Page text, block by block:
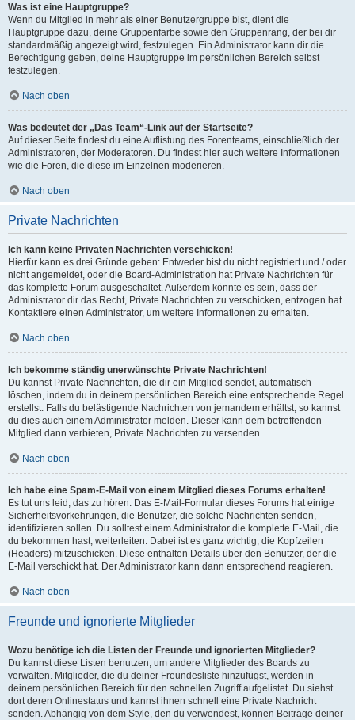
Was ist eine Hauptgruppe?
Wenn du Mitglied in mehr als einer Benutzergruppe bist, dient die
Hauptgruppe dazu, deine Gruppenfarbe sowie den Gruppenrang, der bei dir
standardmäßig angezeigt wird, festzulegen. Ein Administrator kann dir die
Berechtigung geben, deine Hauptgruppe im persönlichen Bereich selbst
festzulegen.
Nach oben
Was bedeutet der „Das Team“-Link auf der Startseite?
Auf dieser Seite findest du eine Auflistung des Forenteams, einschließlich der
Administratoren, der Moderatoren. Du findest hier auch weitere Informationen
wie die Foren, die diese im Einzelnen moderieren.
Nach oben
Private Nachrichten
Ich kann keine Privaten Nachrichten verschicken!
Hierfür kann es drei Gründe geben: Entweder bist du nicht registriert und / oder
nicht angemeldet, oder die Board-Administration hat Private Nachrichten für
das komplette Forum ausgeschaltet. Außerdem könnte es sein, dass der
Administrator dir das Recht, Private Nachrichten zu verschicken, entzogen hat.
Kontaktiere einen Administrator, um weitere Informationen zu erhalten.
Nach oben
Ich bekomme ständig unerwünschte Private Nachrichten!
Du kannst Private Nachrichten, die dir ein Mitglied sendet, automatisch
löschen, indem du in deinem persönlichen Bereich eine entsprechende Regel
erstellst. Falls du belästigende Nachrichten von jemandem erhältst, so kannst
du dies auch einem Administrator melden. Dieser kann dem betreffenden
Mitglied dann verbieten, Private Nachrichten zu versenden.
Nach oben
Ich habe eine Spam-E-Mail von einem Mitglied dieses Forums erhalten!
Es tut uns leid, das zu hören. Das E-Mail-Formular dieses Forums hat einige
Sicherheitsvorkehrungen, die Benutzer, die solche Nachrichten senden,
identifizieren sollen. Du solltest einem Administrator die komplette E-Mail, die
du bekommen hast, weiterleiten. Dabei ist es ganz wichtig, die Kopfzeilen
(Headers) mitzuschicken. Diese enthalten Details über den Benutzer, der die
E-Mail verschickt hat. Der Administrator kann dann entsprechend reagieren.
Nach oben
Freunde und ignorierte Mitglieder
Wozu benötige ich die Listen der Freunde und ignorierten Mitglieder?
Du kannst diese Listen benutzen, um andere Mitglieder des Boards zu
verwalten. Mitglieder, die du deiner Freundesliste hinzufügst, werden in
deinem persönlichen Bereich für den schnellen Zugriff aufgelistet. Du siehst
dort deren Onlinestatus und kannst ihnen schnell eine Private Nachricht
senden. Abhängig von dem Style, den du verwendest, können Beiträge deiner